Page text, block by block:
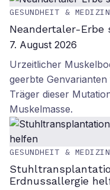
GESUNDHEIT & MEDIZIN
Neandertaler-
7. August 2026
Urzeitlicher
geerbte
Träger dieser
Muskelmasse.
GESUNDHEIT & MEDIZIN
Erdnussallergie